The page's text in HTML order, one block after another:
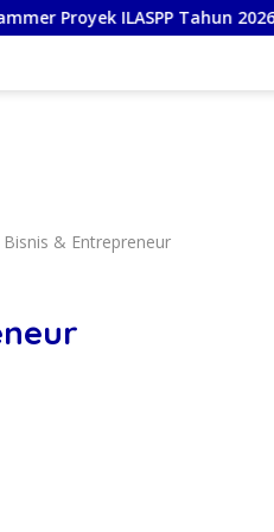
Tahun 2026
Bisnis & Entrepreneur